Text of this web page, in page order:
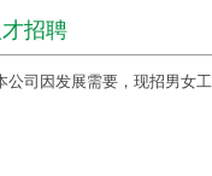
才招聘
公司因发展需要，现招男女